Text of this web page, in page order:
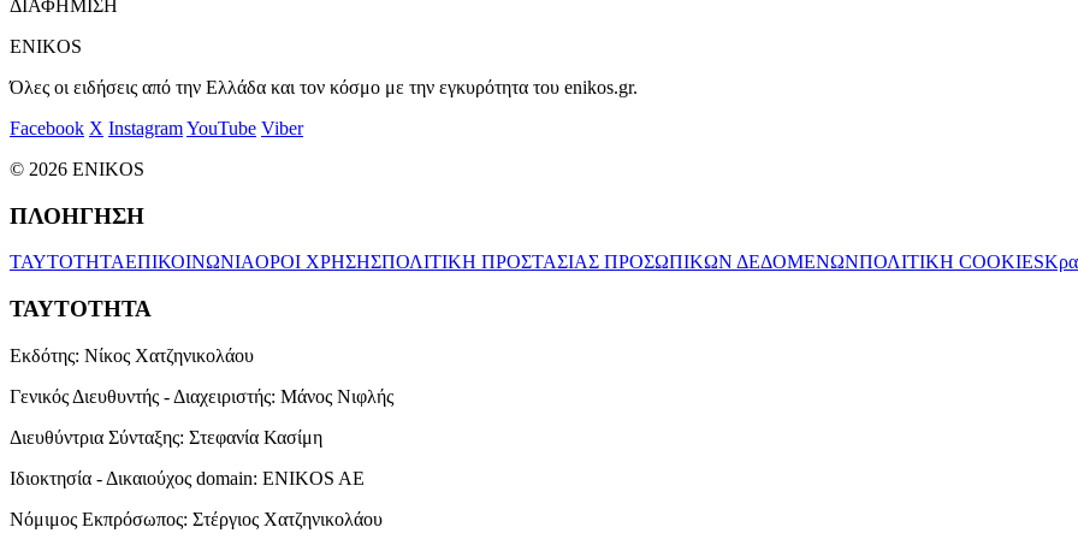
ΔΙΑΦΗΜΙΣΗ
ENIKOS
Όλες οι ειδήσεις από την Ελλάδα και τον κόσμο με την εγκυρότητα του enikos.gr.
Facebook X InstagramYouTube Viber
© 2026 ENIKOS
ΠΛΟΗΓΗΣΗ
ΤΑΥΤΟΤΗΤΑΕΠΙΚΟΙΝΩΝΙΑΟΡΟΙ ΧΡΗΣΗΣΠΟΛΙΤΙΚΗ ΠΡΟΣΤΑΣΙΑΣ ΠΡΟΣΩΠΙΚΩΝ ΔΕΔΟΜΕΝΩΝΠΟΛΙΤΙΚΗ COOKIES
ΤΑΥΤΟΤΗΤΑ
Εκδότης: Νίκος Χατζηνικολάου
Γενικός Διευθυντής - Διαχειριστής: Μάνος Νιφλής
Διευθύντρια Σύνταξης: Στεφανία Κασίμη
Ιδιοκτησία - Δικαιούχος domain: ENIKOS AE
Νόμιμος Εκπρόσωπος: Στέργιος Χατζηνικολάου